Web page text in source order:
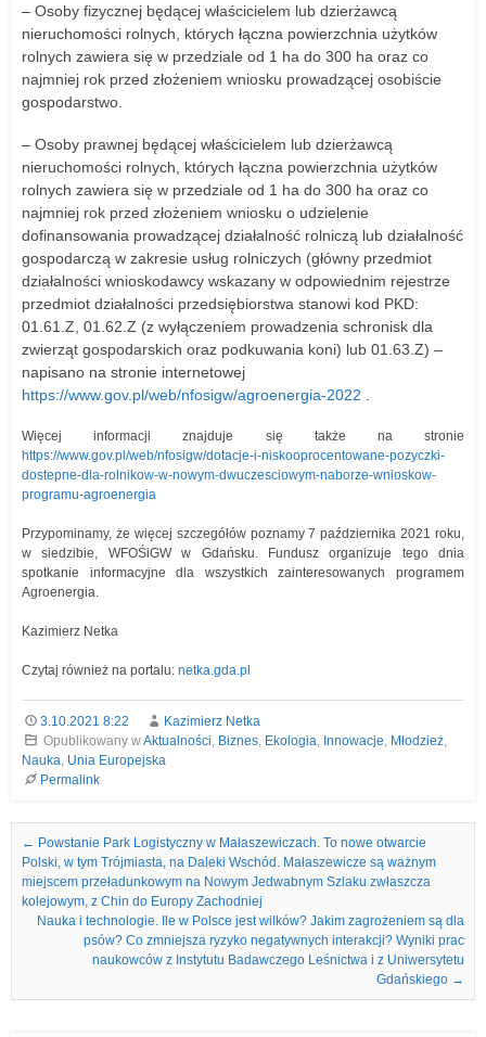
– Osoby fizycznej będącej właścicielem lub dzierżawcą
nieruchomości rolnych, których łączna powierzchnia użytków
rolnych zawiera się w przedziale od 1 ha do 300 ha oraz co
najmniej rok przed złożeniem wniosku prowadzącej osobiście
gospodarstwo.
– Osoby prawnej będącej właścicielem lub dzierżawcą
nieruchomości rolnych, których łączna powierzchnia użytków
rolnych zawiera się w przedziale od 1 ha do 300 ha oraz co
najmniej rok przed złożeniem wniosku o udzielenie
dofinansowania prowadzącej działalność rolniczą lub działalność
gospodarczą w zakresie usług rolniczych (główny przedmiot
działalności wnioskodawcy wskazany w odpowiednim rejestrze
przedmiot działalności przedsiębiorstwa stanowi kod PKD:
01.61.Z, 01.62.Z (z wyłączeniem prowadzenia schronisk dla
zwierząt gospodarskich oraz podkuwania koni) lub 01.63.Z) –
napisano na stronie internetowej
https://www.gov.pl/web/nfosigw/agroenergia-2022
Więcej informacji znajduje się także na stronie
https://www.gov.pl/web/nfosigw/dotacje-i-niskooprocentowane-pozyczki-
dostepne-dla-rolnikow-w-nowym-dwuczesciowym-naborze-wnioskow-
programu-agroenergia
Przypominamy, że więcej szczegółów poznamy 7 października 2021 roku,
w siedzibie, WFOŚiGW w Gdańsku. Fundusz organizuje tego dnia
spotkanie informacyjne dla wszystkich zainteresowanych programem
Agroenergia.
Kazimierz Netka
Czytaj również na portalu: netka.gda.pl
3.10.2021 8:22
Kazimierz Netka
Opublikowany wAktualności Biznes, Ekologia Innowacje Młodzież,
Nauka Unia Europejska
Permalink
Nawigacja we wpisach
← Powstanie Park Logistyczny w Małaszewiczach. To nowe otwarcie
Polski, w tym Trójmiasta, na Daleki Wschód. Małaszewicze są ważnym
miejscem przeładunkowym na Nowym Jedwabnym Szlaku zwłaszcza
kolejowym, z Chin do Europy Zachodniej
Nauka i technologie. Ile w Polsce jest wilków? Jakim zagrożeniem są dla
psów? Co zmniejsza ryzyko negatywnych interakcji? Wyniki prac
naukowców z Instytutu Badawczego Leśnictwa i z Uniwersytetu
Gdańskiego →